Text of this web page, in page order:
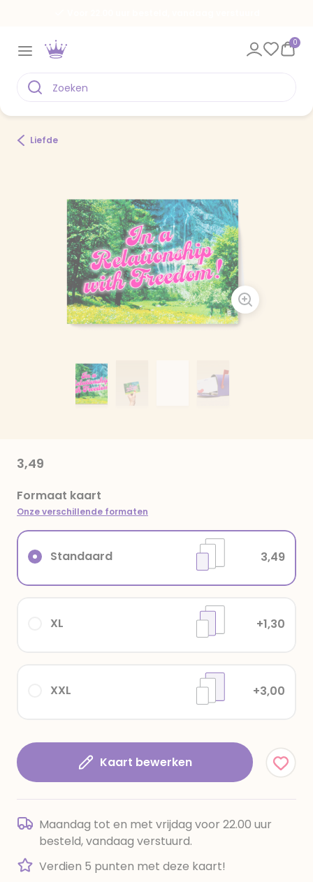
0
Liefde
3,49
Formaat kaart
Onze verschillende formaten
XXL +3,00
XL +1,30
Standaard 3,49
Kaart bewerken
Maandag tot en met vrijdag voor 22.00 uur
besteld, vandaag verstuurd.
Verdien 5 punten met deze kaart!